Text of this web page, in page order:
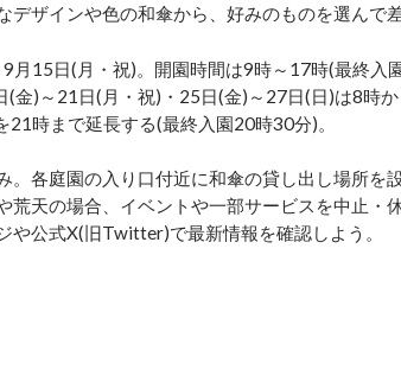
デザインや色の和傘から、好みのものを選んで
15日(月・祝)。開園時間は9時～17時(最終入
(金)～21日(月・祝)・25日(金)～27日(日)は8時
21時まで延長する(最終入園20時30分)。
各庭園の入り口付近に和傘の貸し出し場所を
荒天の場合、イベントや一部サービスを中止・
や公式X(旧Twitter)で最新情報を確認しよう。